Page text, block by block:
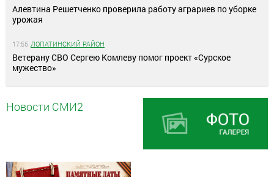
Алевтина Решетченко проверила работу аграриев по уборке
урожая
17:55 ЛОПАТИНСКИЙ РАЙОН
Ветерану СВО Сергею Комлеву помог проект «Сурское
мужество»
Новости СМИ2